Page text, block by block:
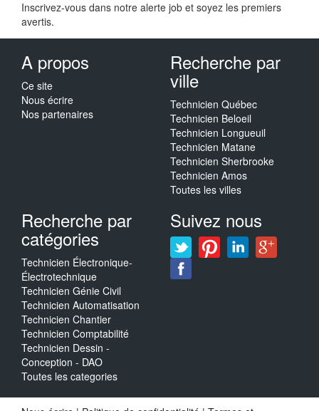
Inscrivez-vous dans notre alerte job et soyez les premiers
avertis.
A propos
Ce site
Nous écrire
Nos partenaires
Recherche par
ville
Technicien Québec
Technicien Beloeil
Technicien Longueuil
Technicien Matane
Technicien Sherbrooke
Technicien Amos
Toutes les villes
Recherche par
catégories
Technicien Électronique-
Électrotechnique
Technicien Génie Civil
Technicien Automatisation
Technicien Chantier
Technicien Comptabilité
Technicien Dessin -
Conception - DAO
Toutes les categories
Suivez nous